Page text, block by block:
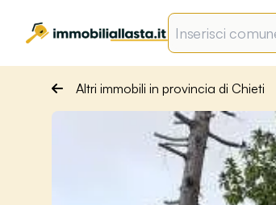
Altri immobili in provincia di Chieti